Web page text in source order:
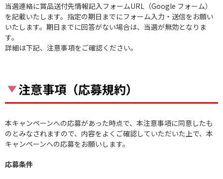
当選連絡に賞品送付先情報記入フォームURL（Google フォーム）
を記載いたします。指定の期日までにフォーム入力・送信をお願い
いたします。期日までに回答がない場合は、当選が無効となりま
す。
詳細は下記、注意事項をご確認ください。
注意事項（応募規約）
本キャンペーンへの応募があった時点で、本注意事項に同意したも
のとみなされますので、内容をよくご確認していただいた上で、本
キャンペーンへの応募をお願いします。
応募条件